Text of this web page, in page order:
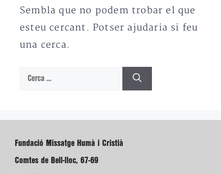
Sembla que no podem trobar el que
esteu cercant. Potser ajudaria si feu
una cerca.
Cerca:
Fundació Missatge Humà i Cristià
Comtes de Bell-lloc, 67-69